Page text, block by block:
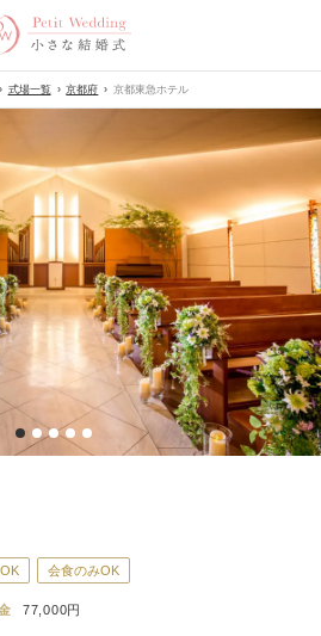
式場一覧 京都府 京都東急ホテル
会食のみOK
77,000円